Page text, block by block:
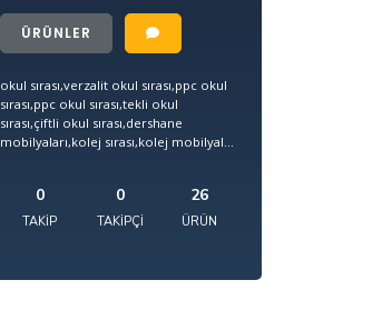
ÜRÜNLER
okul sırası,verzalit okul sırası,ppc okul
sırası,ppc okul sırası,tekli okul
sırası,çiftli okul sırası,dershane
mobilyaları,kolej sırası,kolej mobilyal...
0
TAKIP
0
TAKIPÇI
26
ÜRÜN